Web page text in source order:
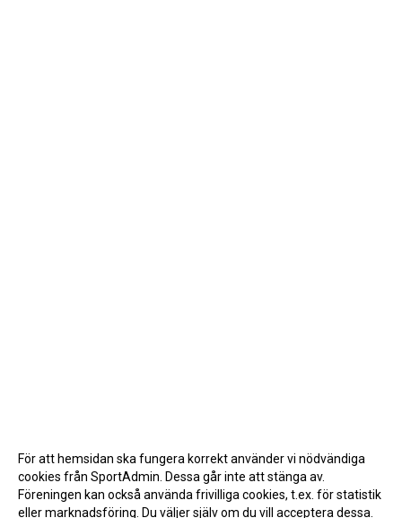
För att hemsidan ska fungera korrekt använder vi nödvändiga
cookies från SportAdmin. Dessa går inte att stänga av.
Föreningen kan också använda frivilliga cookies, t.ex. för statistik
eller marknadsföring. Du väljer själv om du vill acceptera dessa.